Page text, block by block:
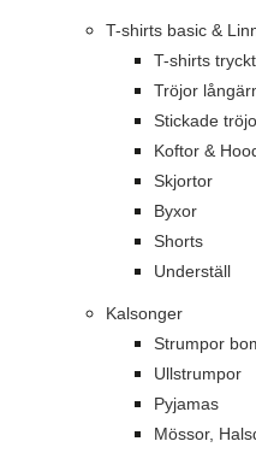
T-shirts basic &
T-shirts
Tröjor
Stickade
Koftor &
Skjortor
Byxor
Shorts
Underställ
Kalsonger
Strumpor
Ullstrumpor
Pyjamas
Mössor,